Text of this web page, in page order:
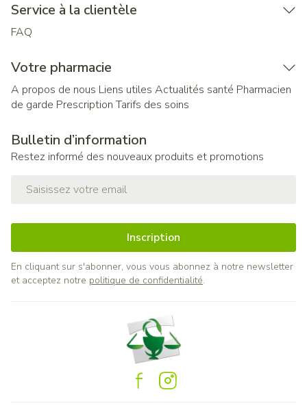
Service à la clientèle
FAQ
Votre pharmacie
A propos de nous Liens utiles Actualités santé Pharmacien
de garde Prescription Tarifs des soins
Bulletin d’information
Restez informé des nouveaux produits et promotions
Inscription
En cliquant sur s'abonner, vous vous abonnez à notre newsletter
et acceptez notre politique de confidentialité.